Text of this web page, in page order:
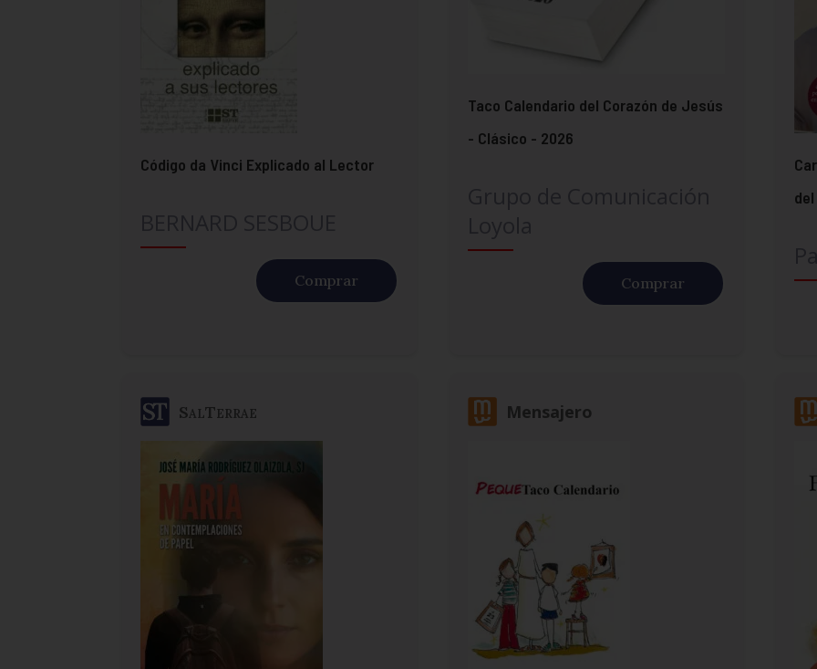
Código da Vinci Explicado al Lector
Comprar
Taco Calendario del Corazón de Jesús
- Clásico - 2026
Comprar
del
SalTerrae Mensajero